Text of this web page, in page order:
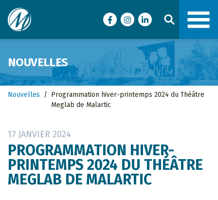
Ville de Malartic
FacebookInstagramLinkedIn
NOUVELLES
Nouvelles / Programmation hiver-printemps 2024 du Théâtre
Meglab de Malartic
17 JANVIER 2024
PROGRAMMATION HIVER-
PRINTEMPS 2024 DU THÉÂTRE
MEGLAB DE MALARTIC